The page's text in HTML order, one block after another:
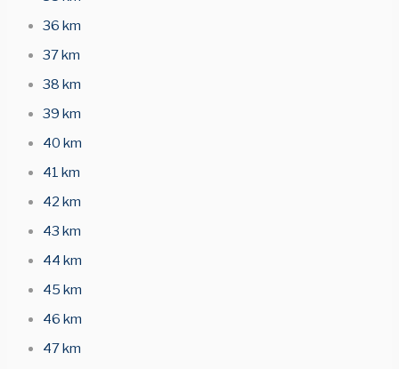
36 km
37 km
38 km
39 km
40 km
41 km
42 km
43 km
44 km
45 km
46 km
47 km